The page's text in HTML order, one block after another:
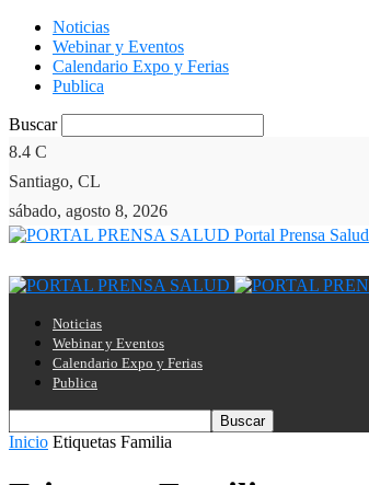
Noticias
Webinar y Eventos
Calendario Expo y Ferias
Publica
Buscar
8.4 C
Santiago, CL
sábado, agosto 8, 2026
Portal Prensa Salud
Noticias
Webinar y Eventos
Calendario Expo y Ferias
Publica
Inicio Etiquetas Familia